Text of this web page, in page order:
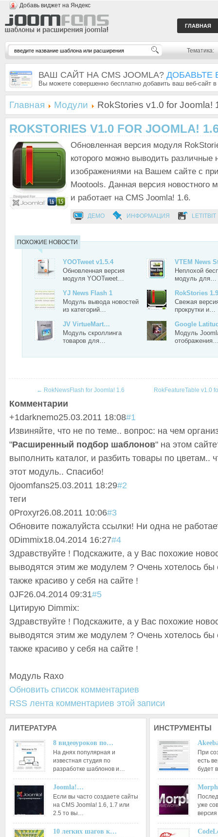
Добавь виджет на Яндекс
ГЛАВНАЯ
Тематика:
ВАШ САЙТ НА CMS JOOMLA? ДОБАВЬТЕ
Вы можете совершенно бесплатно добавить ваш веб-сайт
Главная Модули RokStories v1.0 for Joomla!
ROKSTORIES V1.0 FOR JOOMLA!
Обновленная версия модуля
которого можно выводить различные
изображениями на Вашем сайте с
Mootools. Данная версия новостного
и работает на CMS Joomla! 1.6.
ДЕМО ИНФОРМАЦИЯ LETITBIT
ПОХОЖИЕ НОВОСТИ
YOOTweet v1.5.4
Обновленная версия
модуля YOOTweet…
VTEM News
Неплохой
модуль для…
YJ News Flash 1
Модуль вывода новостей
из категорий…
RokStories 1.9
Свежая
прокрутки и…
JV VirtueMart…
Модуль скроллинга
товаров для…
Google
Модуль
← RokNewsFlash for Joomla! 1.6 RokFeatureTable v1.0
Комментарии
+1darknemo25.03.2011 18:08#1
Извиняйте, что не по теме.. вопрос: на чем
"Расширенный подбор шаблонов" на этом
выполнить каталог, и разбить товары по цветам..
этот модуль.. Спасибо!
0joomfans25.03.2011 18:29#2
теги
0Proxyr26.08.2011 10:06#3
Обновите пожалуйста ссылки! Ни одна не
0Dimmix18.04.2014 16:27#4
Здравствуйте ! Подскажите, а у Вас похожие
выводятся этим же модулем ? Очень хотелось бы
также красиво у себя на сайте !
0JF26.04.2014 09:31#5
Цитирую Dimmix:
Здравствуйте ! Подскажите, а у Вас похожие
выводятся этим же модулем ? Очень хотелось бы
также красиво у себя на сайте !
Модуль Raxo
Обновить список комментариев
RSS лента комментариев этой записи
ЛИТЕРАТУРА
8 видеоуроков по…
На днях популярная и
известная студия по
разработке шаблонов и…
Joomla!…
Если вы часто создаете сайты
на CMS Joomla! 1.6, 1.7 или
2.5 то вы…
10 легких шагов к…
ИНСТРУМЕНТЫ
При
есть
будет
уже